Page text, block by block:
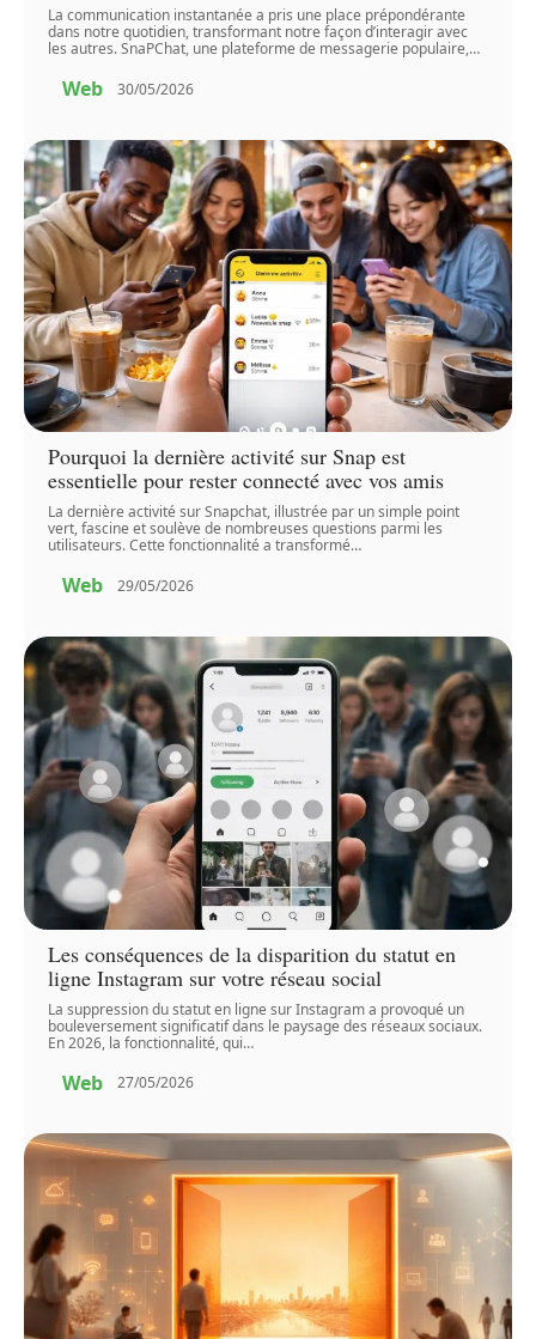
La communication instantanée a pris une place prépondérante
dans notre quotidien, transformant notre façon d’interagir avec
les autres. SnaPChat, une plateforme de messagerie populaire,…
Web 30/05/2026
Pourquoi la dernière activité sur Snap est
essentielle pour rester connecté avec vos amis
La dernière activité sur Snapchat, illustrée par un simple point
vert, fascine et soulève de nombreuses questions parmi les
utilisateurs. Cette fonctionnalité a transformé…
Web 29/05/2026
Les conséquences de la disparition du statut en
ligne Instagram sur votre réseau social
La suppression du statut en ligne sur Instagram a provoqué un
bouleversement significatif dans le paysage des réseaux sociaux.
En 2026, la fonctionnalité, qui…
Web 27/05/2026